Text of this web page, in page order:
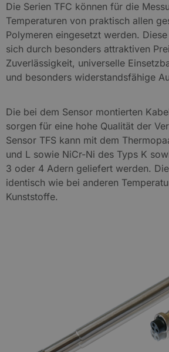
Die Serien TFC können für die
Temperaturen von praktisch allen
Polymeren eingesetzt werden.
sich durch besonders attraktiven
Zuverlässigkeit, universelle
und besonders widerstandsfähige
Die bei dem Sensor montierten
sorgen für eine hohe Qualität der
Sensor TFS kann mit dem
und L sowie NiCr-Ni des Typs K
3 oder 4 Adern geliefert werden.
identisch wie bei anderen
Kunststoffe.